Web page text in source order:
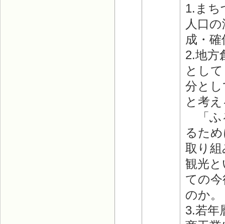
1.まち
人口
成・
2.地方
とし
分と
と考
「ふ
るた
取り
観光
ての
のか。
3.若年